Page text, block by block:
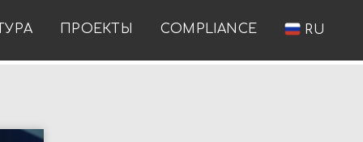
ПРОЕКТЫ COMPLIANCE RU